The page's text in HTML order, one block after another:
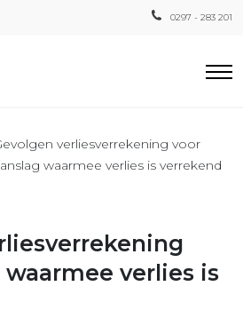
0297 - 283 201
verliesverrekening voor
waarmee verlies is verrekend
waarmee verlies is